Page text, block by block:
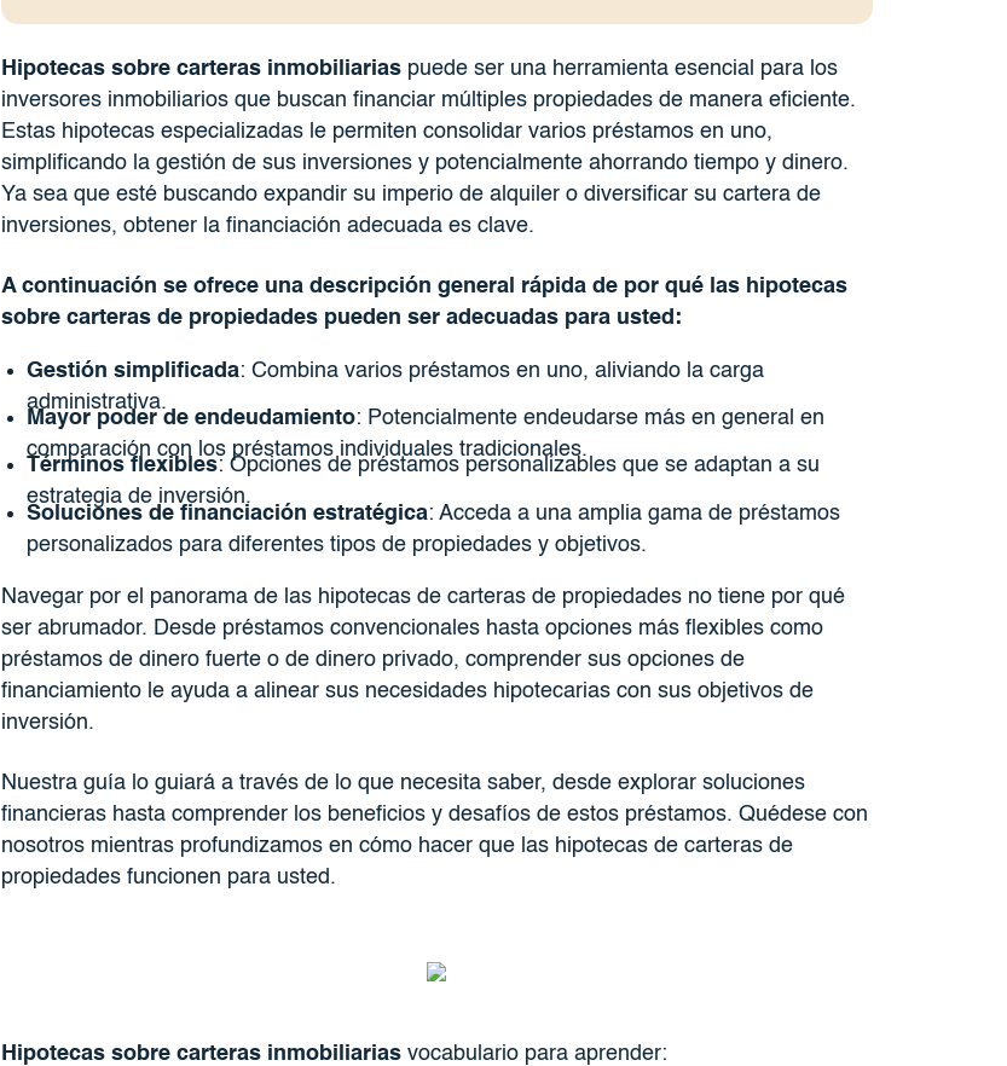
Hipotecas sobre carteras inmobiliariaspuede ser una herramienta esencial para los
inversores inmobiliarios que buscan financiar múltiples propiedades de manera eficiente.
Estas hipotecas especializadas le permiten consolidar varios préstamos en uno,
simplificando la gestión de sus inversiones y potencialmente ahorrando tiempo y dinero.
Ya sea que esté buscando expandir su imperio de alquiler o diversificar su cartera de
inversiones, obtener la financiación adecuada es clave.
A continuación se ofrece una descripción general rápida de por qué las hipotecas
sobre carteras de propiedades pueden ser adecuadas para usted:
Gestión simplificada: Combina varios préstamos en uno, aliviando la carga
administrativa.
Mayor poder de endeudamiento: Potencialmente endeudarse más en general en
comparación con los préstamos individuales tradicionales.
Términos flexibles: Opciones de préstamos personalizables que se adaptan a su
estrategia de inversión.
Soluciones de financiación estratégica: Acceda a una amplia gama de préstamos
personalizados para diferentes tipos de propiedades y objetivos.
Navegar por el panorama de las hipotecas de carteras de propiedades no tiene por qué
ser abrumador. Desde préstamos convencionales hasta opciones más flexibles como
préstamos de dinero fuerte o de dinero privado, comprender sus opciones de
financiamiento le ayuda a alinear sus necesidades hipotecarias con sus objetivos de
inversión.
Nuestra guía lo guiará a través de lo que necesita saber, desde explorar soluciones
financieras hasta comprender los beneficios y desafíos de estos préstamos. Quédese con
nosotros mientras profundizamos en cómo hacer que las hipotecas de carteras de
propiedades funcionen para usted.
Hipotecas sobre carteras inmobiliariasvocabulario para aprender: